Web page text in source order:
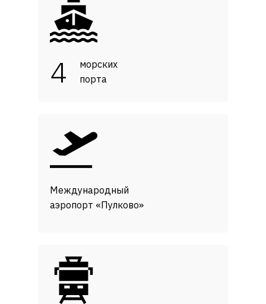
морских
порта
4
Международный
аэропорт «Пулково»